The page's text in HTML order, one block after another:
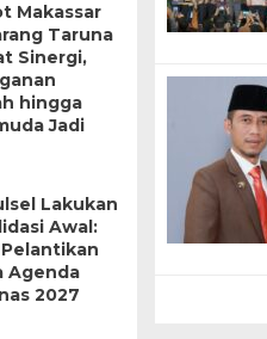
Makassar
Taruna
Sinergi,
hingga
Jadi
Lakukan
Awal:
Agenda
2027